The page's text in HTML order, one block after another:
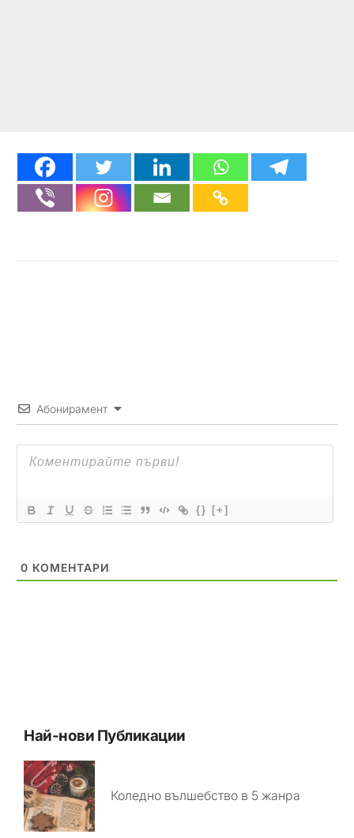
Абонирамент
{} [+]
0 КОМЕНТАРИ
Най-нови Публикации
Коледно вълшебство в 5 жанра